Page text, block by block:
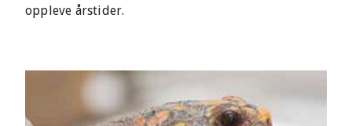
oppleve årstider.